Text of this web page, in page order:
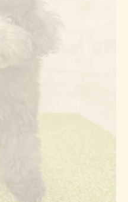
かせない日々のケア